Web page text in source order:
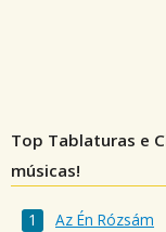
Top Tablaturas e
músicas!
Az Én Rózsám